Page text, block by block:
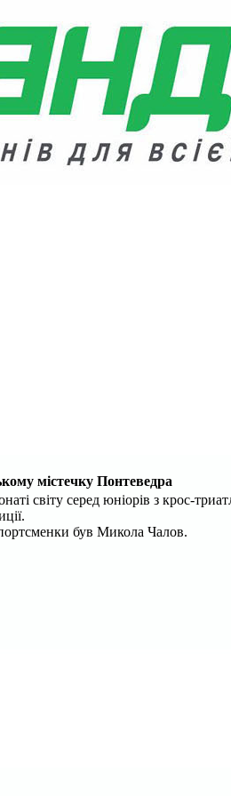
містечку Понтеведра
світу серед юніорів з крос-
був Микола Чалов.